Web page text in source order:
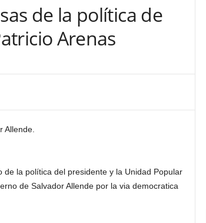
de la política de
Arenas
Allende.
la política del presidente y la Unidad Popular
de Salvador Allende por la via democratica